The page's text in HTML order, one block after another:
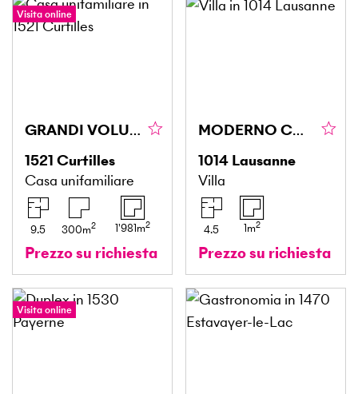
Visita online
GRANDI VOLUMI E TRANQUILLITÀ
1521 Curtilles
Casa unifamiliare
9.5 300m2 1'981m2
Prezzo su richiesta
MODERNO CON TERRAZZA SUL TETTO - VISTA LAGO
1014 Lausanne
Villa
4.5 1m2
Prezzo su richiesta
Visita online